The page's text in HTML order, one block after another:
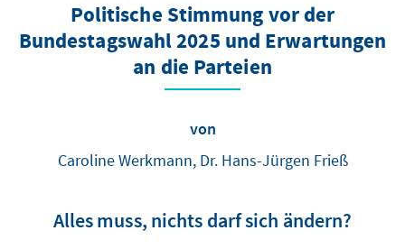
Politische Stimmung vor der
Bundestagswahl 2025 und Erwartungen
an die Parteien
von
Caroline Werkmann, Dr. Hans-Jürgen Frieß
Alles muss, nichts darf sich ändern?